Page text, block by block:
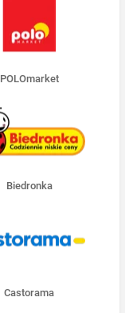
POLOmarket
Biedronka
Castorama